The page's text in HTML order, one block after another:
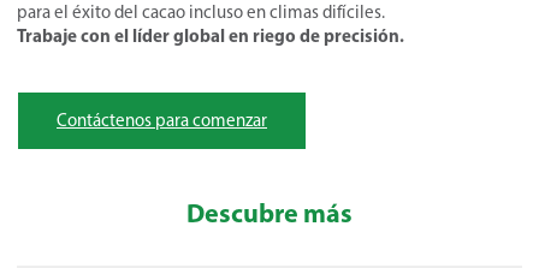
para el éxito del cacao incluso en climas difíciles.
Trabaje con el líder global en riego de precisión.
Contáctenos para comenzar
Descubre más